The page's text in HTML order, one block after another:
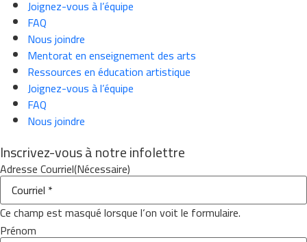
Joignez-vous à l’équipe
FAQ
Nous joindre
Mentorat en enseignement des arts
Ressources en éducation artistique
Joignez-vous à l’équipe
FAQ
Nous joindre
Inscrivez-vous à notre infolettre
Adresse Courriel(Nécessaire)
Ce champ est masqué lorsque l‘on voit le formulaire.
Prénom